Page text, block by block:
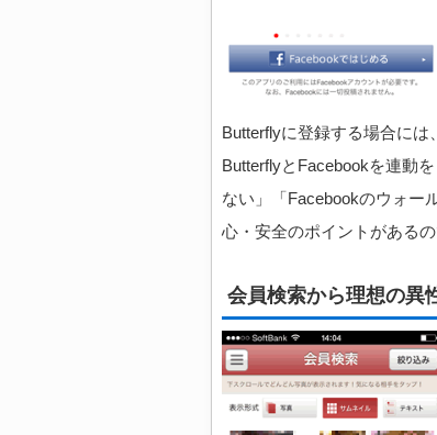
Butterflyに登録する場合には
ButterflyとFacebookを連動
ない」「Facebookのウォー
心・安全のポイントがある
会員検索から理想の異